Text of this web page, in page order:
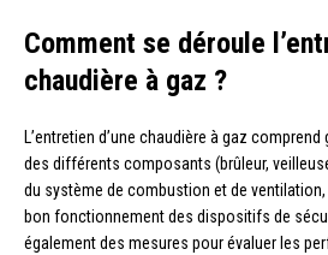
Comment se déroule
chaudière à gaz ?
L’entretien d’une chaudière à gaz
des différents composants (brûleur,
du système de combustion et de
bon fonctionnement des dispositifs de
également des mesures pour évaluer les